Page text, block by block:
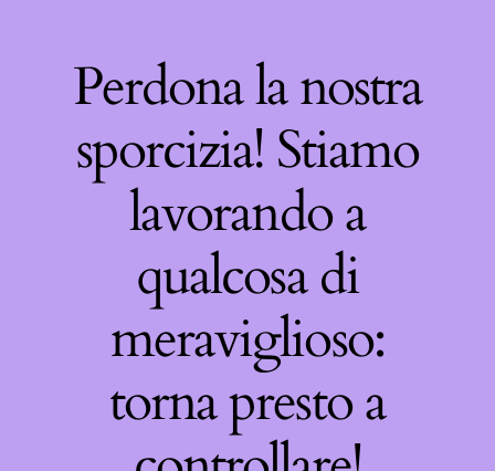
Perdona la nostra
sporcizia! Stiamo
lavorando a
qualcosa di
meraviglioso:
torna presto a